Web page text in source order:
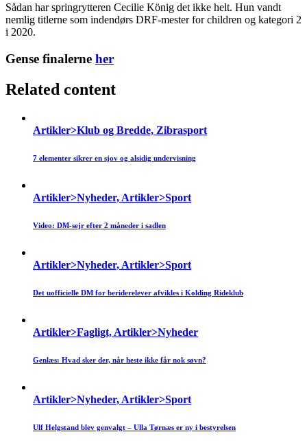
Sådan har springrytteren Cecilie König det ikke helt. Hun vandt
nemlig titlerne som indendørs DRF-mester for children og kategori 2
i 2020.
Gense finalerne her
Related content
Artikler>Klub og Bredde, Zibrasport
7 elementer sikrer en sjov og alsidig undervisning
Artikler>Nyheder, Artikler>Sport
Video: DM-sejr efter 2 måneder i sadlen
Artikler>Nyheder, Artikler>Sport
Det uofficielle DM for beriderelever afvikles i Kolding Rideklub
Artikler>Fagligt, Artikler>Nyheder
Genlæs: Hvad sker der, når heste ikke får nok søvn?
Artikler>Nyheder, Artikler>Sport
Ulf Helgstand blev genvalgt – Ulla Tørnæs er ny i bestyrelsen